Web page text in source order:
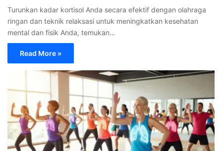
Turunkan kadar kortisol Anda secara efektif dengan olahraga
ringan dan teknik relaksasi untuk meningkatkan kesehatan
mental dan fisik Anda, temukan…
Read More »